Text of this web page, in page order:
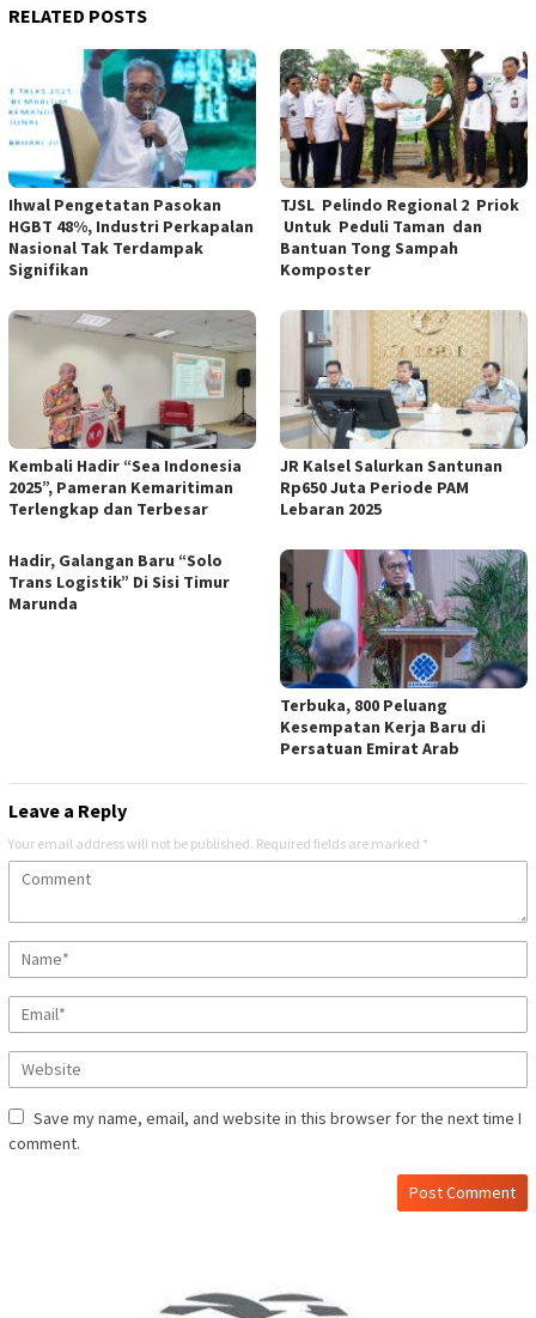
RELATED POSTS
Ihwal Pengetatan Pasokan
HGBT 48%, Industri Perkapalan
Nasional Tak Terdampak
Signifikan
TJSL Pelindo Regional 2 Priok
Untuk Peduli Taman dan
Bantuan Tong Sampah
Komposter
Kembali Hadir “Sea Indonesia
2025”, Pameran Kemaritiman
Terlengkap dan Terbesar
JR Kalsel Salurkan Santunan
Rp650 Juta Periode PAM
Lebaran 2025
Hadir, Galangan Baru “Solo
Trans Logistik” Di Sisi Timur
Marunda
Terbuka, 800 Peluang
Kesempatan Kerja Baru di
Persatuan Emirat Arab
Leave a Reply
Your email address will not be published. Required fields are marked *
Save my name, email, and website in this browser for the next time I
comment.